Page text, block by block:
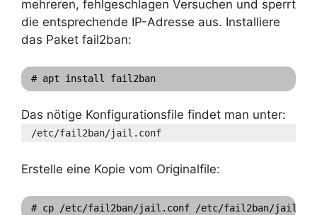
mehreren, fehlgeschlagen Versuchen und sperrt
die entsprechende IP-Adresse aus. Installiere
das Paket fail2ban:
# apt install fail2ban
Das nötige Konfigurationsfile findet man unter:
/etc/fail2ban/jail.conf
Erstelle eine Kopie vom Originalfile:
# cp /etc/fail2ban/jail.conf /etc/fail2ban/